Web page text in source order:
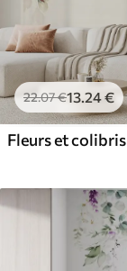
22.07€13 .24€
Fleurs et colibris